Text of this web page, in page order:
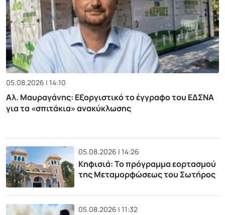
05.08.2026 | 14:10
Αλ. Μαυραγάνης: Εξοργιστικό το έγγραφο του ΕΔΣΝΑ
για τα «σπιτάκια» ανακύκλωσης
05.08.2026 | 14:26
Κηφισιά: Το πρόγραμμα εορτασμού
της Μεταμορφώσεως του Σωτήρος
05.08.2026 | 11:32